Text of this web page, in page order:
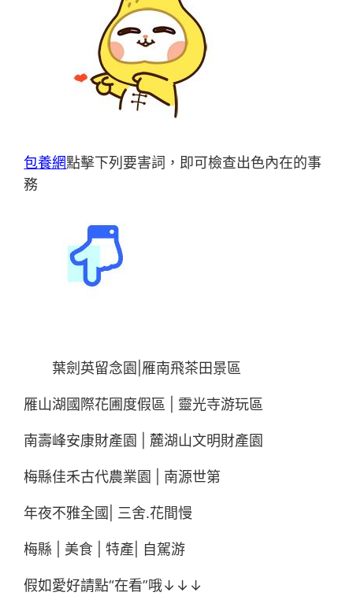
包養網點擊下列要害詞，即可檢查出色內在的事
務
葉劍英留念園|雁南飛茶田景區
雁山湖國際花圃度假區 | 靈光寺游玩區
南壽峰安康財產園 | 麓湖山文明財產園
梅縣佳禾古代農業園 | 南源世第
年夜不雅全國| 三舍.花間慢
梅縣 | 美食 | 特產| 自駕游
假如愛好請點“在看”哦↓↓↓